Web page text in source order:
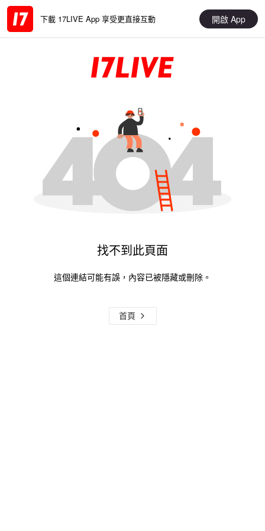
下載 17LIVE App 享受更直接互動 開啟 App
找不到此頁面
這個連結可能有誤，內容已被隱藏或刪除。
首頁